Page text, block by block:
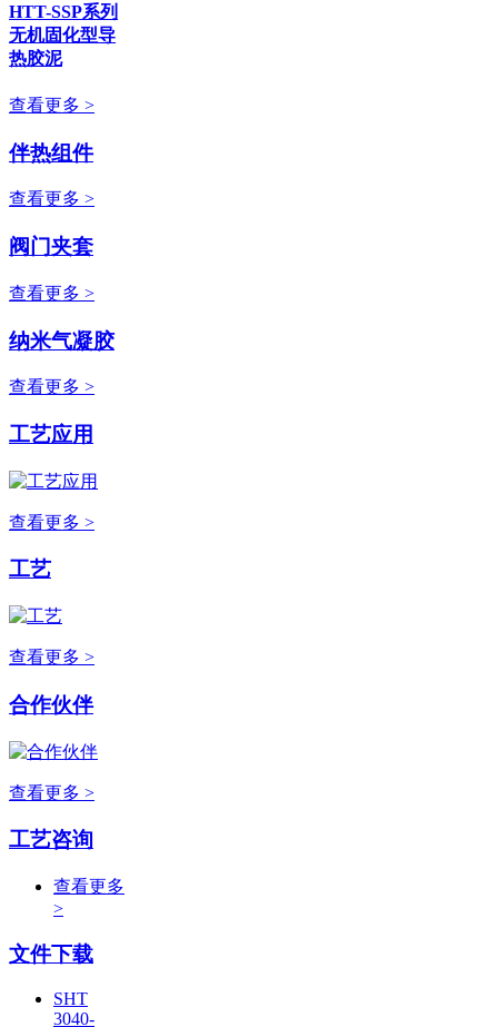
HTT-SSP系列
无机固化型导
热胶泥
查看更多 >
伴热组件
查看更多 >
阀门夹套
查看更多 >
纳米气凝胶
查看更多 >
工艺应用
查看更多 >
工艺
查看更多 >
合作伙伴
查看更多 >
工艺咨询
查看更多
>
文件下载
SHT
3040-